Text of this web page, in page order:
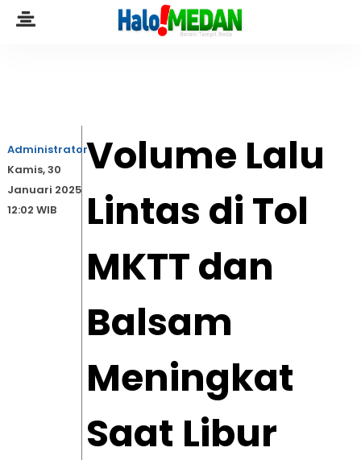
Volume Lalu
Lintas di Tol
MKTT dan
Balsam
Meningkat
Saat Libur
Administrator
Kamis, 30
Januari 2025
12:02 WIB